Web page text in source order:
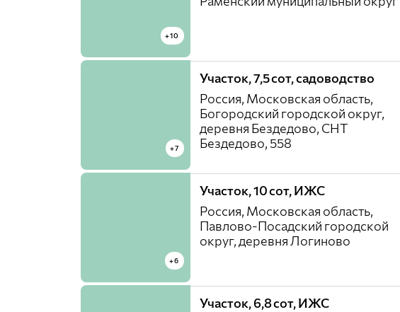
+10
+7
Участок, 7,5 сот, садоводство
Россия, Московская область,
Богородский городской округ,
деревня Бездедово, СНТ
Бездедово, 558
+6
Участок, 10 сот, ИЖС
Россия, Московская область,
Павлово-Посадский городской
округ, деревня Логиново
Участок, 6,8 сот, ИЖС